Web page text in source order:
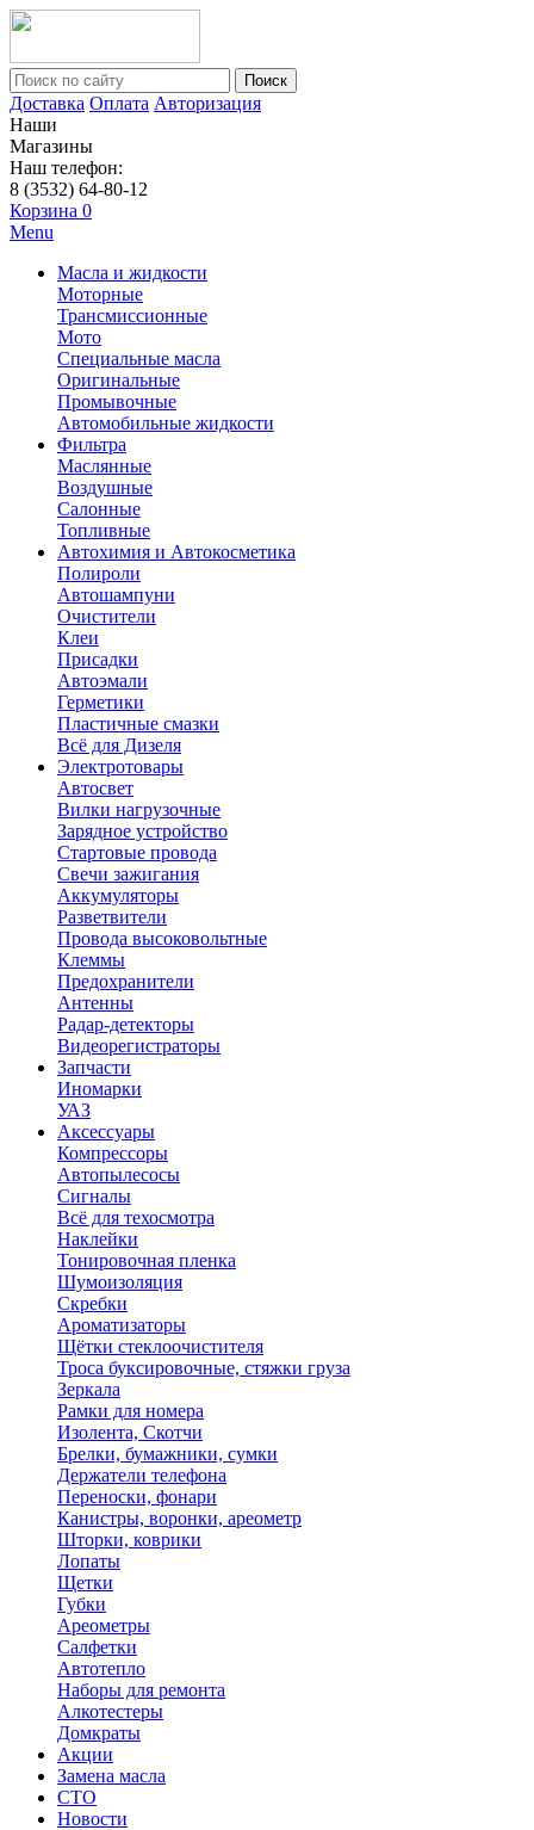
Поиск
Доставка Оплата Авторизация
Наши
Магазины
Наш телефон:
8 (3532) 64-80-12
Корзина 0
Menu
Масла и жидкости
Моторные
Трансмиссионные
Мото
Специальные масла
Оригинальные
Промывочные
Автомобильные жидкости
Фильтра
Маслянные
Воздушные
Салонные
Топливные
Автохимия и Автокосметика
Полироли
Автошампуни
Очистители
Клеи
Присадки
Автоэмали
Герметики
Пластичные смазки
Всё для Дизеля
Электротовары
Автосвет
Вилки нагрузочные
Зарядное устройство
Стартовые провода
Свечи зажигания
Аккумуляторы
Разветвители
Провода высоковольтные
Клеммы
Предохранители
Антенны
Радар-детекторы
Видеорегистраторы
Запчасти
Иномарки
УАЗ
Аксесcуары
Компрессоры
Автопылесосы
Сигналы
Всё для техосмотра
Наклейки
Тонировочная пленка
Шумоизоляция
Скребки
Ароматизаторы
Щётки стеклоочистителя
Троса буксировочные, стяжки груза
Зеркала
Рамки для номера
Изолента, Скотчи
Брелки, бумажники, сумки
Держатели телефона
Переноски, фонари
Канистры, воронки, ареометр
Шторки, коврики
Лопаты
Щетки
Губки
Ареометры
Салфетки
Автотепло
Наборы для ремонта
Алкотестеры
Домкраты
Акции
Замена масла
СТО
Новости